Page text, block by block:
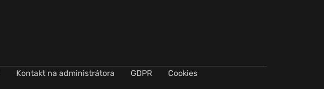
Kontakt na administrátora GDPR Cookies